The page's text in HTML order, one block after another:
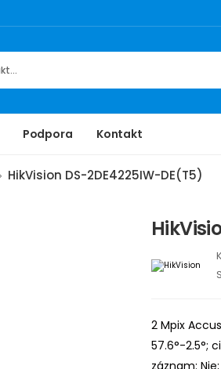
Podpora Kontakt
HikVision DS-2DE4225IW-DE(T5)
2 Mpix
57.6°-2.5°;
záznam: